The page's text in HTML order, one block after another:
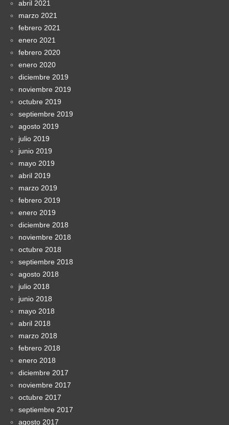
abril 2021
marzo 2021
febrero 2021
enero 2021
febrero 2020
enero 2020
diciembre 2019
noviembre 2019
octubre 2019
septiembre 2019
agosto 2019
julio 2019
junio 2019
mayo 2019
abril 2019
marzo 2019
febrero 2019
enero 2019
diciembre 2018
noviembre 2018
octubre 2018
septiembre 2018
agosto 2018
julio 2018
junio 2018
mayo 2018
abril 2018
marzo 2018
febrero 2018
enero 2018
diciembre 2017
noviembre 2017
octubre 2017
septiembre 2017
agosto 2017